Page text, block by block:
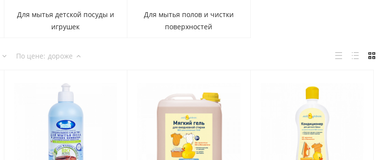
Для мытья детской посуды и
игрушек
Для мытья полов и чистки
поверхностей
По цене: дороже